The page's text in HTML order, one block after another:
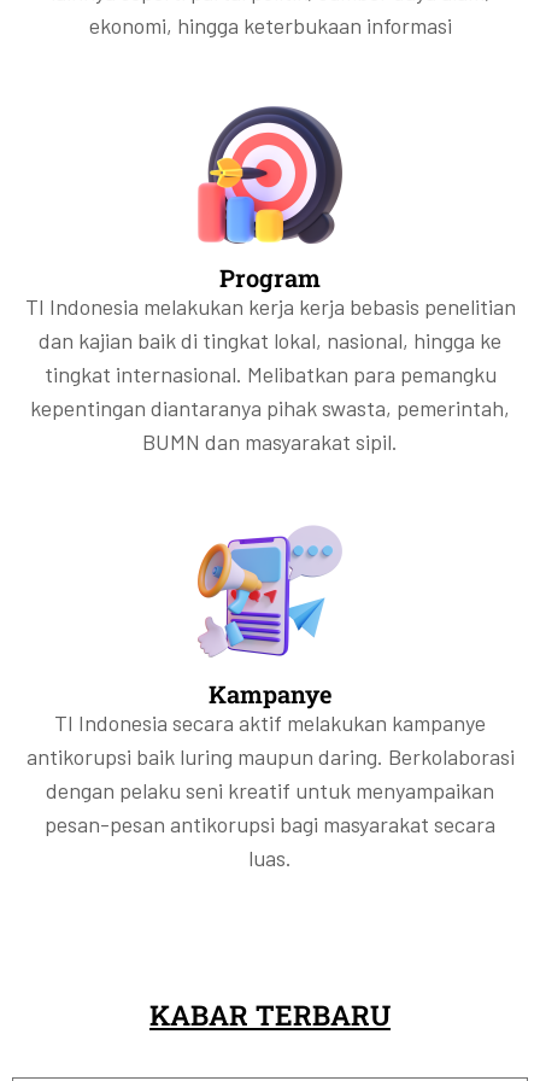
ekonomi, hingga keterbukaan informasi
Program
TI Indonesia melakukan kerja kerja bebasis penelitian
dan kajian baik di tingkat lokal, nasional, hingga ke
tingkat internasional. Melibatkan para pemangku
kepentingan diantaranya pihak swasta, pemerintah,
BUMN dan masyarakat sipil.
Kampanye
TI Indonesia secara aktif melakukan kampanye
antikorupsi baik luring maupun daring. Berkolaborasi
dengan pelaku seni kreatif untuk menyampaikan
pesan-pesan antikorupsi bagi masyarakat secara
luas.
KABAR TERBARU